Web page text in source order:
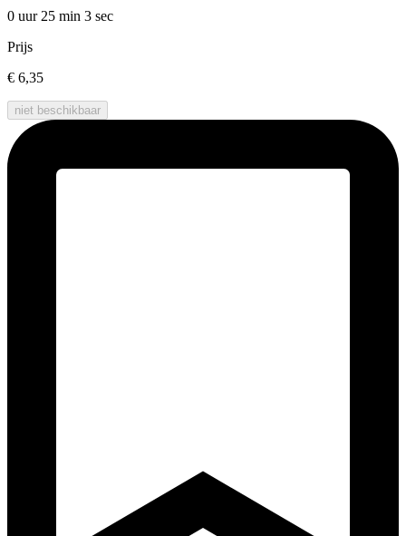
0 uur 25 min 3 sec
Prijs
€ 6,35
niet beschikbaar